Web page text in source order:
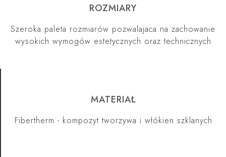
ROZMIARY
Szeroka paleta rozmiarów pozwalajaca na zachowanie
wysokich wymogów estetycznych oraz technicznych
MATERIAŁ
Fibertherm - kompozyt tworzywa i włókien szklanych